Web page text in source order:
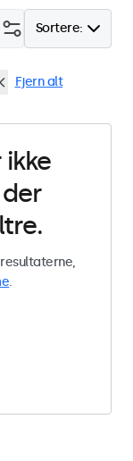
Sortere:
Fjern alt
.